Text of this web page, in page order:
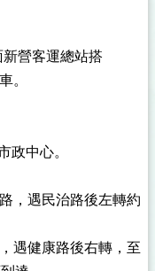
營客運總站搭
。
政中心。
，遇民治路後左轉約
遇健康路後右轉，至